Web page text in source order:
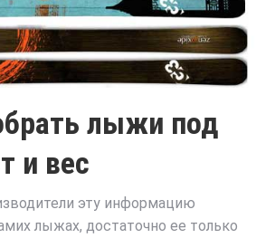
лыжи под
и вес
эту информацию
лыжах, достаточно ее только